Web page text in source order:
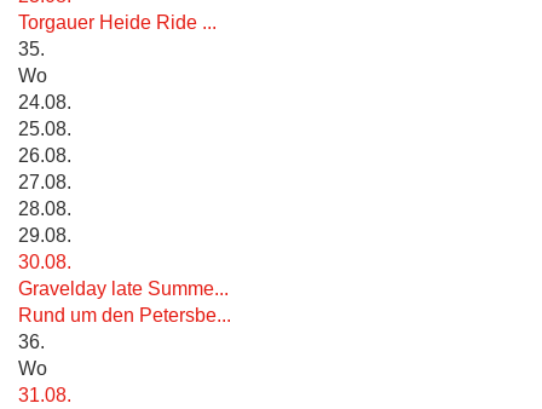
Torgauer Heide Ride ...
35.
Wo
24.08.
25.08.
26.08.
27.08.
28.08.
29.08.
30.08.
Gravelday late Summe...
Rund um den Petersbe...
36.
Wo
31.08.